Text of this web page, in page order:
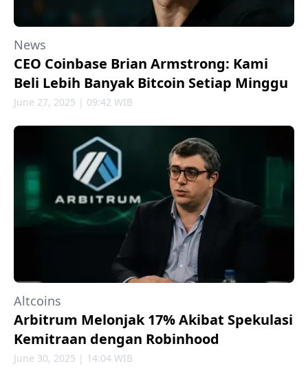
News
CEO Coinbase Brian Armstrong: Kami
Beli Lebih Banyak Bitcoin Setiap Minggu
June 27, 2025 | 09:42 WIB
Altcoins
Arbitrum Melonjak 17% Akibat Spekulasi
Kemitraan dengan Robinhood
June 30, 2025 | 14:04 WIB